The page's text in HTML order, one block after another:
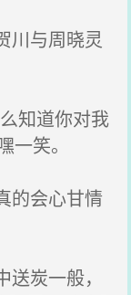
川与周晓灵
知道你对我
笑。
的会心甘情
炭一般，